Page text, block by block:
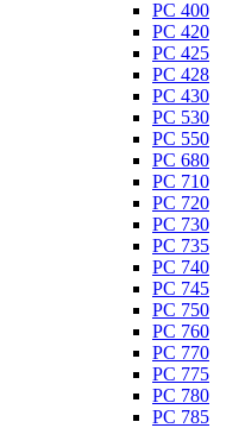
PC 400
PC 420
PC 425
PC 428
PC 430
PC 530
PC 550
PC 680
PC 710
PC 720
PC 730
PC 735
PC 740
PC 745
PC 750
PC 760
PC 770
PC 775
PC 780
PC 785